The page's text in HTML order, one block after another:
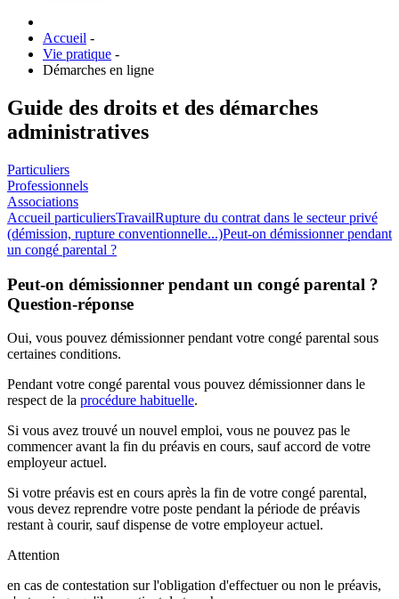
Accueil -
Vie pratique -
Démarches en ligne
Guide des droits et des démarches
administratives
Particuliers
Professionnels
Associations
Accueil particuliersTravailRupture du contrat dans le secteur privé
(démission, rupture conventionnelle...)Peut-on démissionner pendant
un congé parental ?
Peut-on démissionner pendant un congé parental ?
Question-réponse
Oui, vous pouvez démissionner pendant votre congé parental sous
certaines conditions.
Pendant votre congé parental vous pouvez démissionner dans le
respect de la procédure habituelle.
Si vous avez trouvé un nouvel emploi, vous ne pouvez pas le
commencer avant la fin du préavis en cours, sauf accord de votre
employeur actuel.
Si votre préavis est en cours après la fin de votre congé parental,
vous devez reprendre votre poste pendant la période de préavis
restant à courir, sauf dispense de votre employeur actuel.
Attention
en cas de contestation sur l'obligation d'effectuer ou non le préavis,